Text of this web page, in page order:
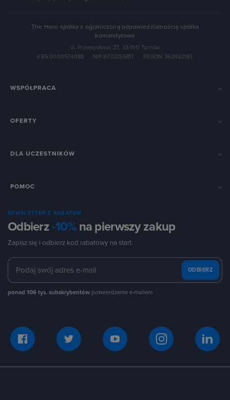
The Hero spółka z ograniczoną odpowiedzialnością spółka
komandytowa
ul. Przemysłowa 27, 33-100 Tarnów
KRS 0000574088
NIP 8733255817 REGON 362462183
WSPÓŁPRACA
OFERTY
DLA UCZESTNIKÓW
POMOC
NEWSLETTER Z RABATEM
Odbierz-10%na pierwszy zakup
Zapisz się i odbierz kod rabatowy na start.
ODBIERZ
ponad 106 tys. subskrybentów potwierdzenie e-mailem